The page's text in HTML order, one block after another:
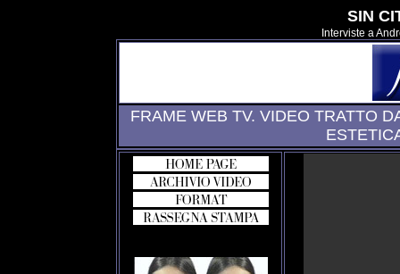
SIN
Interviste a
FRAME WEB TV. VIDEO TRATTO